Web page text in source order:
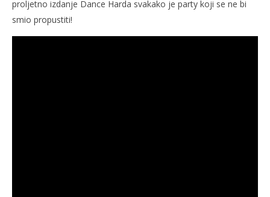
proljetno izdanje Dance Harda svakako je party koji se ne bi
smio propustiti!